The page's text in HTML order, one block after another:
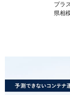
プラ
県相